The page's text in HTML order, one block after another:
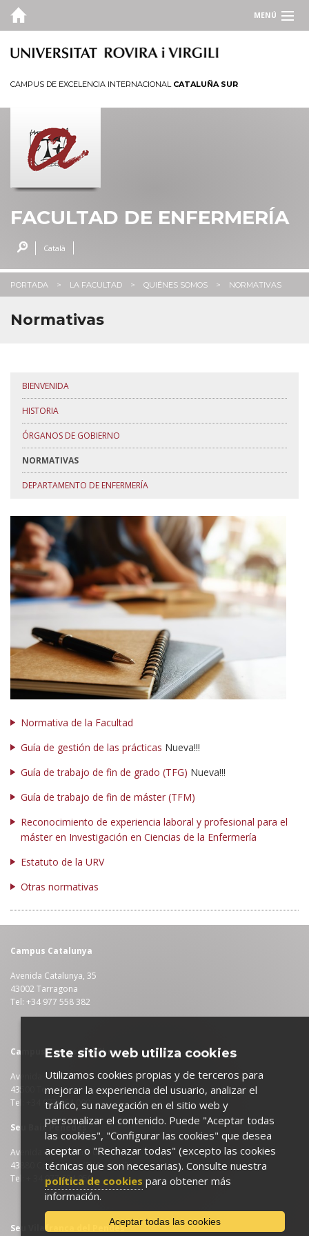
MENÚ
LA FACULTAD
Administración
ESTUDIOS
BUZÓN
CAMPUS DE EXCELENCIA INTERNACIONAL CATALUÑA SUR
FACULTAD DE ENFERMERÍA
Català
PORTADA LA FACULTAD QUIÉNES SOMOS NORMATIVAS
Normativas
BIENVENIDA
HISTORIA
ÓRGANOS DE GOBIERNO
NORMATIVAS
DEPARTAMENTO DE ENFERMERÍA
Normativa de la Facultad
Guía de gestión de las prácticas Nueva!!!
Guía de trabajo de fin de grado (TFG) Nueva!!!
Guía de trabajo de fin de máster (TFM)
Reconocimiento de experiencia laboral y profesional para el
máster en Investigación en Ciencias de la Enfermería
Estatuto de la URV
Otras normativas
Campus Catalunya
Avenida Catalunya, 35
43002 Tarragona
Tel: +34 977 558 382
Campus Terres de l'Ebre
Avenida Remolins, 13-15
43500 Tortosa
Tel: +34 977 464 000
Seu Baix Penedès
Avenida Palfuriana, 104
43880 Coma-ruga (El Vendrell)
Tel: + 34 977 684 950
Seu Vilafranca del Pendès
Este sitio web utiliza cookies
Utilizamos cookies propias y de terceros para
mejorar la experiencia del usuario, analizar el
tráfico, su navegación en el sitio web y
personalizar el contenido. Puede "Aceptar todas
las cookies", "Configurar las cookies" que desea
aceptar o "Rechazar todas" (excepto las cookies
técnicas que son necesarias). Consulte nuestra
política de cookies para obtener más
información.
Aceptar todas las cookies